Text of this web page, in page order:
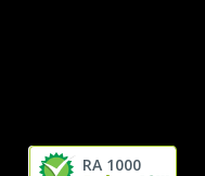
RA 1000